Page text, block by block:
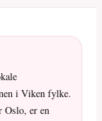
i Viken fylke.
Oslo, er en